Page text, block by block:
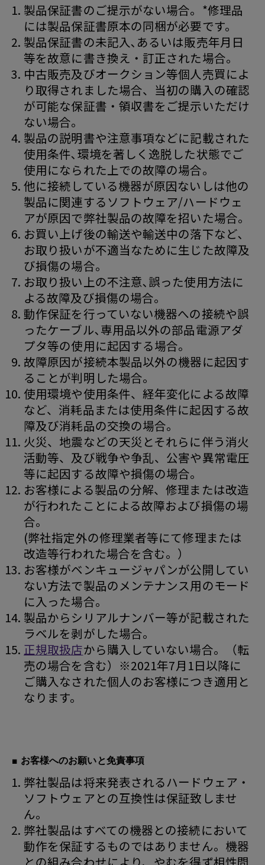
製品保証書のご提示がない場合。*修理品
には製品保証書原本の同梱が必要です。
製品保証書の未記入､あるいは販売年月日
等を故意に書き換え・訂正された場合｡
中古販売及びオークション等個人売買によ
り取得されました場合、当初の購入の確認
が可能な保証書・領収書をご提示いただけ
ない場合。
製品の説明書や注意事項などに記載された
使用条件､環境を著しく逸脱した状態でご
使用になられた上での故障の場合｡
他に接続している機器が原因ないしは他の
製品に関連するソフトウェア/ハードウェ
アが原因で弊社製品の故障を招いた場合｡
お買い上げ後の輸送や輸送中の落下など､
お取り扱いが不適当なために生じた故障及
び損傷の場合｡
お取り扱い上の不注意､誤った使用方法に
よる故障及び損傷の場合｡
動作保証を行っていない機器への接続や誤
ったケーブル､専用品以外の部品電源アダ
プタ等の使用に起因する場合。
故障原因が接続本製品以外の機器に起因す
ることが判明した場合。
使用環境や使用条件、経年変化による故障
など、消耗品または使用条件に起因する故
障及び消耗品の交換の場合｡
火災、地震などの天災とそれらに伴う消火
活動等、及び戦争や争乱、公害や異常電圧
等に起因する故障や損傷の場合｡
お客様による製品の分解、修理または改造
が行われたことによる故障および損傷の場
合。
(弊社指定外の修理業者等にて修理または
改造等行われた場合を含む。）
お客様がベンキュージャパンが公開してい
ない方法で製品のメンテナンス用のモード
に入った場合。
製品からシリアルナンバー等が記載された
ラベルを剥がした場合。
正規取扱店から購入していない場合。（転
売の場合を含む）※2021年7月1日以降に
ご購入なされた個人のお客様につき適用と
なります。
■ お客様へのお願いと免責事項
弊社製品は将来発表されるハードウェア・
ソフトウェアとの互換性は保証致しませ
ん。
弊社製品はすべての機器との接続において
動作を保証するものではありません。機器